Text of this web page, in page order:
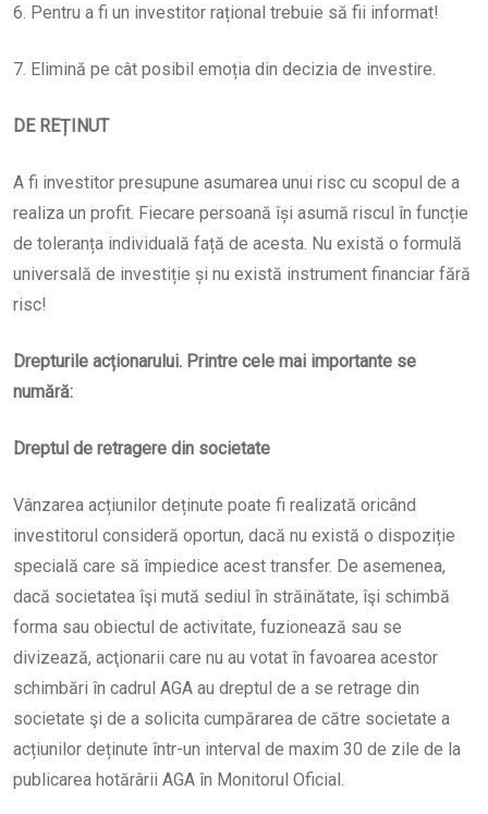
6. Pentru a fi un investitor rațional trebuie să fii informat!
7. Elimină pe cât posibil emoția din decizia de investire.
DE REȚINUT
A fi investitor presupune asumarea unui risc cu scopul de a
realiza un profit. Fiecare persoană își asumă riscul în funcție
de toleranța individuală față de acesta. Nu există o formulă
universală de investiție și nu există instrument financiar fără
risc!
Drepturile acționarului. Printre cele mai importante se
numără:
Dreptul de retragere din societate
Vânzarea acțiunilor deținute poate fi realizată oricând
investitorul consideră oportun, dacă nu există o dispoziție
specială care să împiedice acest transfer. De asemenea,
dacă societatea îşi mută sediul în străinătate, îşi schimbă
forma sau obiectul de activitate, fuzionează sau se
divizează, acţionarii care nu au votat în favoarea acestor
schimbări în cadrul AGA au dreptul de a se retrage din
societate şi de a solicita cumpărarea de către societate a
acțiunilor deținute într-un interval de maxim 30 de zile de la
publicarea hotărârii AGA în Monitorul Oficial.